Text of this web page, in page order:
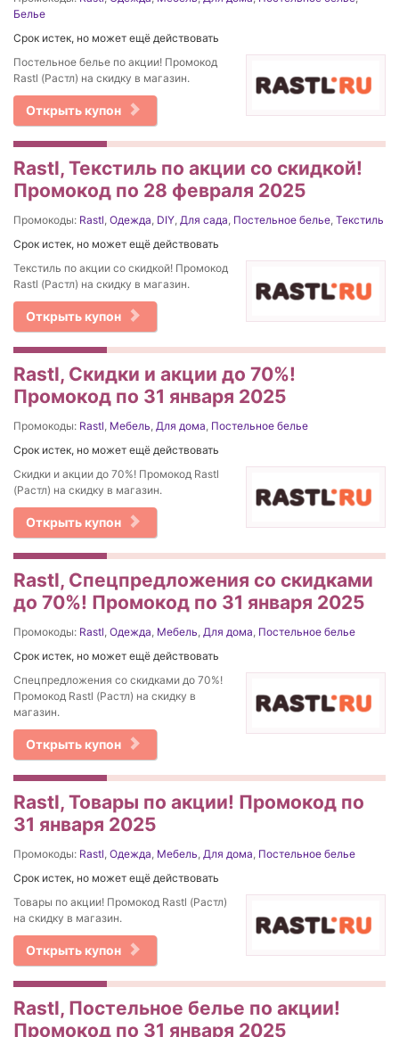
Белье
Срок истек, но может ещё действовать
Постельное белье по акции! Промокод
Rastl (Растл) на скидку в магазин.
Открыть купон
Rastl, Текстиль по акции со скидкой!
Промокод по 28 февраля 2025
Промокоды: Rastl, Одежда, DIY, Для сада, Постельное белье, Текстиль
Срок истек, но может ещё действовать
Текстиль по акции со скидкой! Промокод
Rastl (Растл) на скидку в магазин.
Открыть купон
Rastl, Скидки и акции до 70%!
Промокод по 31 января 2025
Промокоды: Rastl, Мебель, Для дома, Постельное белье
Срок истек, но может ещё действовать
Скидки и акции до 70%! Промокод Rastl
(Растл) на скидку в магазин.
Открыть купон
Rastl, Спецпредложения со скидками
до 70%! Промокод по 31 января 2025
Промокоды: Rastl, Одежда, Мебель, Для дома, Постельное белье
Срок истек, но может ещё действовать
Спецпредложения со скидками до 70%!
Промокод Rastl (Растл) на скидку в
магазин.
Открыть купон
Rastl, Товары по акции! Промокод по
31 января 2025
Промокоды: Rastl, Одежда, Мебель, Для дома, Постельное белье
Срок истек, но может ещё действовать
Товары по акции! Промокод Rastl (Растл)
на скидку в магазин.
Открыть купон
Rastl, Постельное белье по акции!
Промокод по 31 января 2025